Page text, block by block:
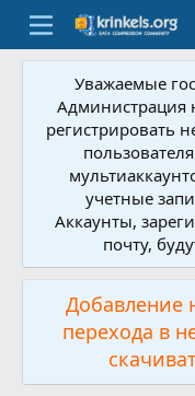
Уважаемые
Администрация
регистрировать
учетные
Аккаунты,
почту,
Добавление
перехода в